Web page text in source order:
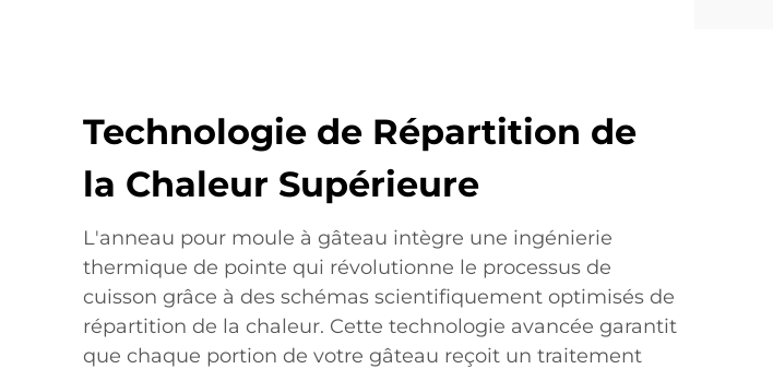
Technologie de Répartition de
la Chaleur Supérieure
L'anneau pour moule à gâteau intègre une ingénierie
thermique de pointe qui révolutionne le processus de
cuisson grâce à des schémas scientifiquement optimisés de
répartition de la chaleur. Cette technologie avancée garantit
que chaque portion de votre gâteau reçoit un traitement